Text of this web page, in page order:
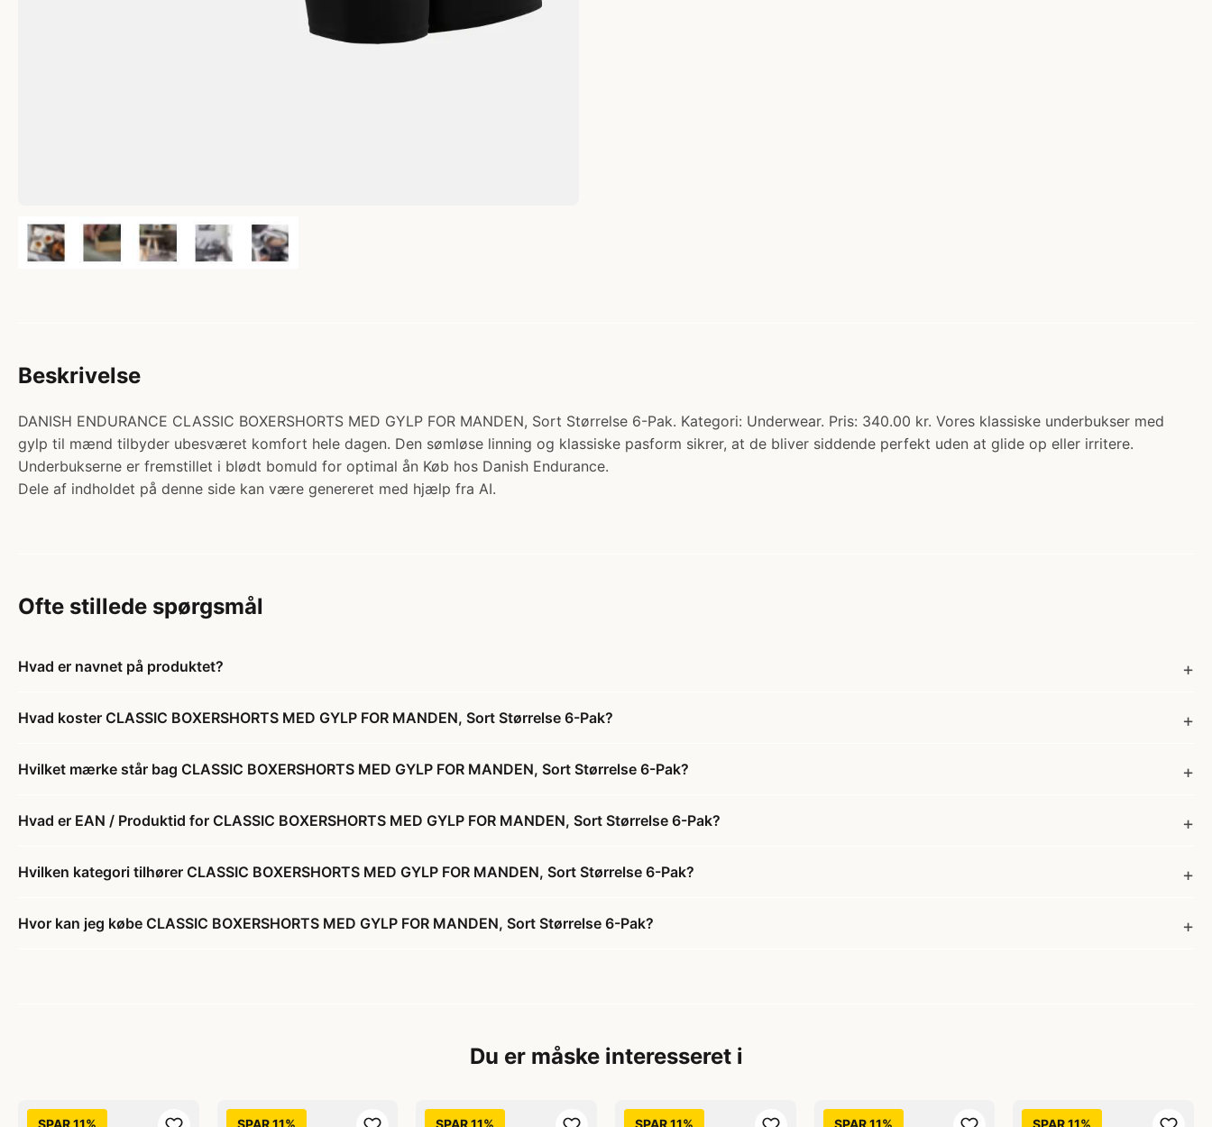
Beskrivelse
DANISH ENDURANCE CLASSIC BOXERSHORTS MED GYLP FOR MANDEN, Sort Størrelse 6-Pak. Kategori: Underwear. Pris: 340.00 kr. Vores klassiske underbukser med
gylp til mænd tilbyder ubesværet komfort hele dagen. Den sømløse linning og klassiske pasform sikrer, at de bliver siddende perfekt uden at glide op eller irritere.
Underbukserne er fremstillet i blødt bomuld for optimal ån Køb hos Danish Endurance.
Dele af indholdet på denne side kan være genereret med hjælp fra AI.
Ofte stillede spørgsmål
Hvad er navnet på produktet?
Hvad koster CLASSIC BOXERSHORTS MED GYLP FOR MANDEN, Sort Størrelse 6-Pak?
Hvilket mærke står bag CLASSIC BOXERSHORTS MED GYLP FOR MANDEN, Sort Størrelse 6-Pak?
Hvad er EAN / Produktid for CLASSIC BOXERSHORTS MED GYLP FOR MANDEN, Sort Størrelse 6-Pak?
Hvilken kategori tilhører CLASSIC BOXERSHORTS MED GYLP FOR MANDEN, Sort Størrelse 6-Pak?
Hvor kan jeg købe CLASSIC BOXERSHORTS MED GYLP FOR MANDEN, Sort Størrelse 6-Pak?
Du er måske interesseret i
SPAR 11% SPAR 11% SPAR 11% SPAR 11% SPAR 11% SPAR 11%